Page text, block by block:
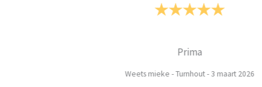
Weets mieke-Turnhout-3 maart 2026